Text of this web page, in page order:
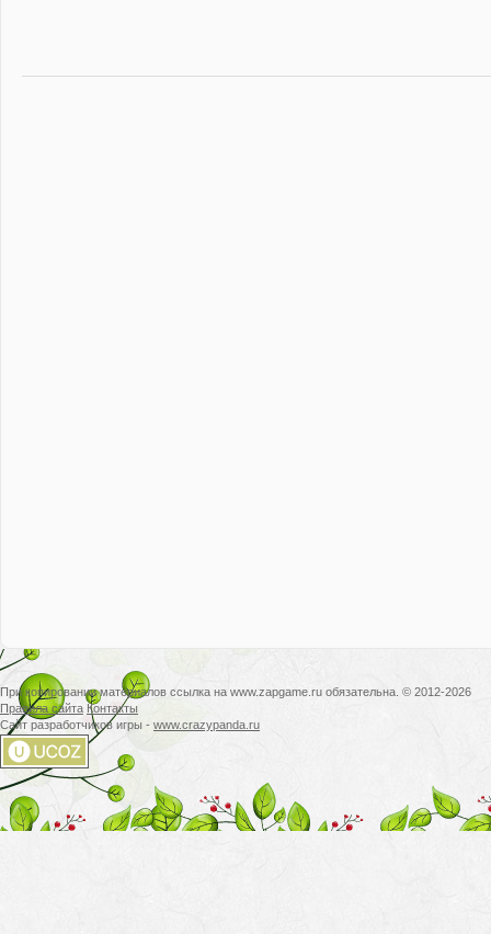
При копировании материалов ссылка на www.zapgame.ru обязательна. © 2012-2026
Правила сайта Контакты
Сайт разработчиков игры - www.crazypanda.ru